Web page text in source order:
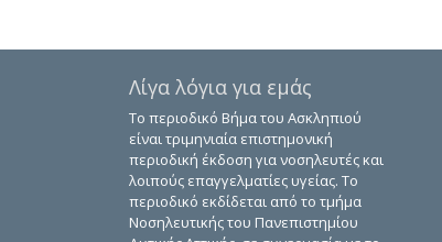
Λίγα λόγια για εμάς
Το περιοδικό Βήμα του Ασκληπιού
είναι τριμηνιαία επιστημονική
περιοδική έκδοση για νοσηλευτές και
λοιπούς επαγγελματίες υγείας. Το
περιοδικό εκδίδεται από το τμήμα
Νοσηλευτικής του Πανεπιστημίου